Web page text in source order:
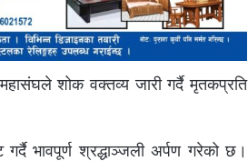
शोक वक्तव्य जारी गर्दै मृतकप्रति
भावपूर्ण श्रद्धाञ्जली अर्पण गरेको छ।